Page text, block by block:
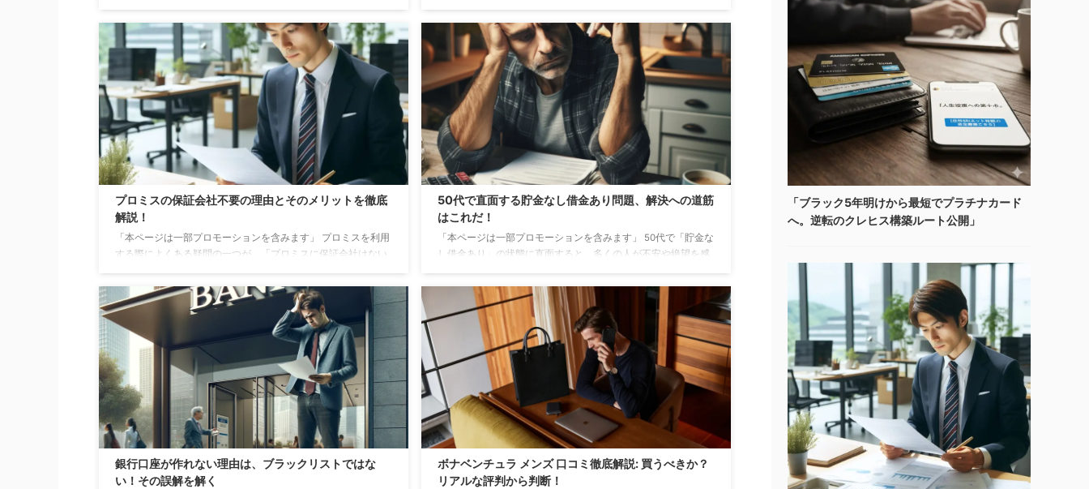
番を知りたい方
た。 この「入り口」を変えるだけで、審査の壁は一気に低くな
ります。 「知る人ぞ知る、ブラック明けの最短ルート」 その具
体的な手順がこちらです。 狙うべきは「ミライノカード」一択
ブラック5年明け。1枚目に選ぶべきは、住信SBIネット銀行が発
行する**「ミライノカード（JCB/Mastercard）」**です。 ここ
でのポイントは、これが ...
プロミスの保証会社不要の理由とそのメリットを徹底
解説！
「本ページは一部プロモーションを含みます」 プロミスを利用
する際によくある疑問の一つが、「プロミスに保証会社はない
ずに直接融資を行っており、これが多くの顧客に選ばれる理由
の一つとなっています。 しかし、保証会社の役割を理解するこ
とは、うまく借入するために非常に重要です。 保証会社が介在
しないことで、どのようなメリットがあるのか、またその一方
で、借入時に気をつけたいことは何か。 この記事では、プロミ
スを利用する上で知っておくべきポイントを詳しく解説し ...
50代で直面する貯金なし借金あり問題、解決への道筋
はこれだ！
「本ページは一部プロモーションを含みます」 50代で「貯金な
し借金あり」の状態に直面すると、多くの人が不安や絶望を感
新たなスタートを切る絶好の機会です。 金銭的な価値だけが幸
せの全てではなく、身体の健康や精神的な充実が、真の豊かさ
をもたらすことを再認識する時です。 お金は確かに大切です
が、50代からはそれ以上に身体が基本となり、健康なくしては
楽しい老後も、家族との幸せも守ることはできません。 この記
事では、「50代貯金なし借金あり」の現状を乗り越え ...
銀行口座が作れない理由は、ブラックリストではな
い！その誤解を解く
ボナベンチュラ メンズ 口コミ徹底解説: 買うべきか？
リアルな評判から判断！
「ブラック5年明けから最短でプラチナカード
へ。逆転のクレヒス構築ルート公開」